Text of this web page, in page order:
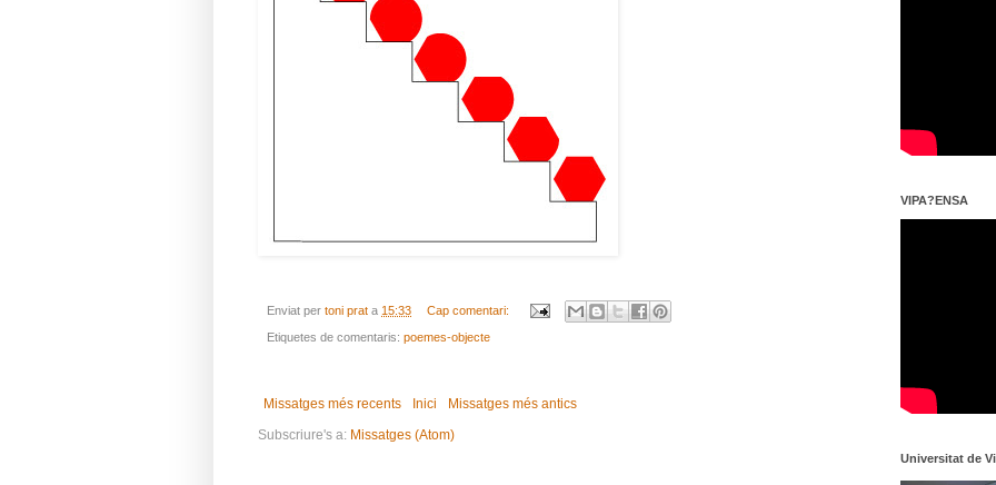
Enviat per toni prat a 15:33 Cap comentari:
Etiquetes de comentaris: poemes-objecte
Missatges més recents Missatges més antics
Inici
Subscriure's a: Missatges (Atom)
VIPA?ENSA
Universitat de